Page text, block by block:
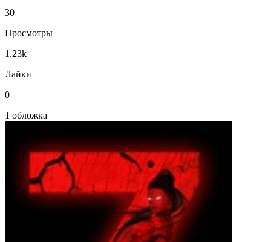
30
Просмотры
1.23k
Лайки
0
1 обложка